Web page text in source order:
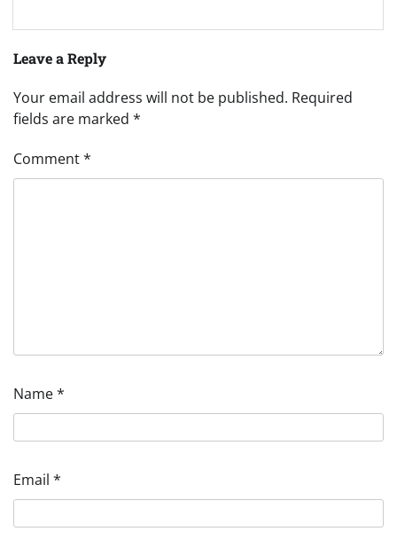
Leave a Reply
Your email address will not be published. Required
fields are marked *
Comment*
Name*
Email *